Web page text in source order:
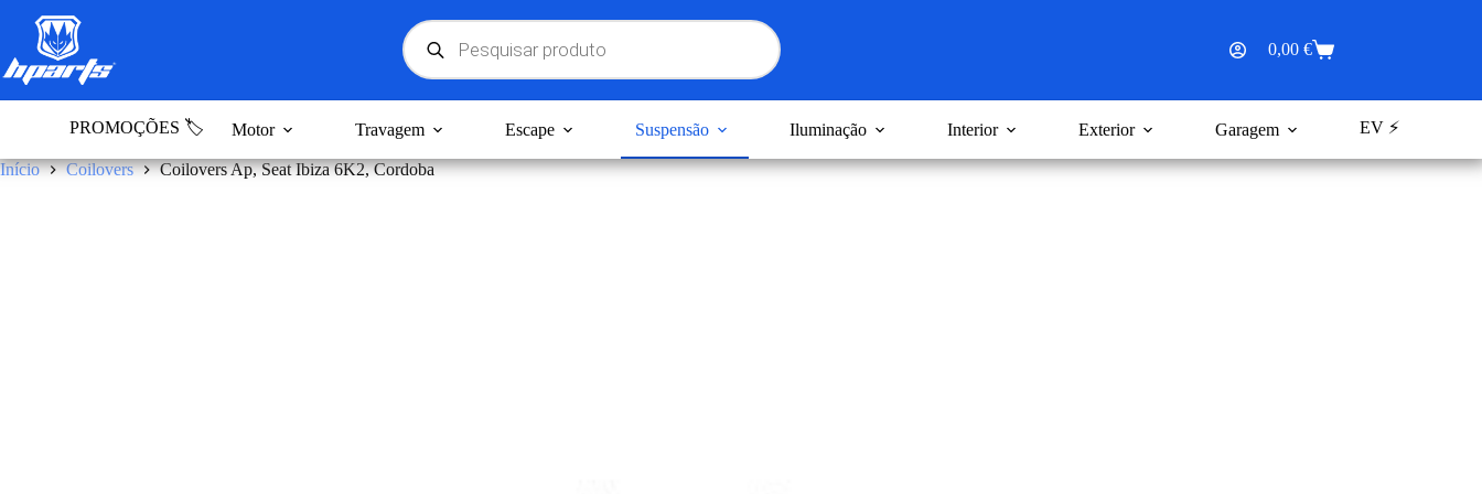
conteúdo
Products
search
Carrinho
compras
0,00 €
PROMOÇÕES 🏷️ Motor Travagem Escape Suspensão Iluminação Interior Exterior Garagem EV ⚡
Início Coilovers Coilovers Ap, Seat Ibiza 6K2, Cordoba